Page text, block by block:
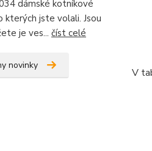
dámské kotníkové
kterých jste volali. Jsou
je ves... číst celé
novinky
V